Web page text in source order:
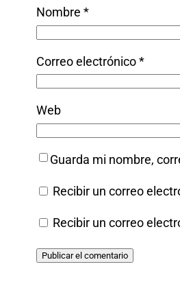
Nombre*
Correo electrónico*
Web
Guarda mi nombre,
Recibir un correo
Recibir un correo